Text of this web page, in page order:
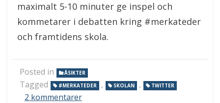
maximalt 5-10 minuter ge inspel och
kommetarer i debatten kring #merkateder
och framtidens skola.
Posted in ÅSIKTER
Tagged #MERKATEDER , SKOLAN , TWITTER
2 kommentarertill